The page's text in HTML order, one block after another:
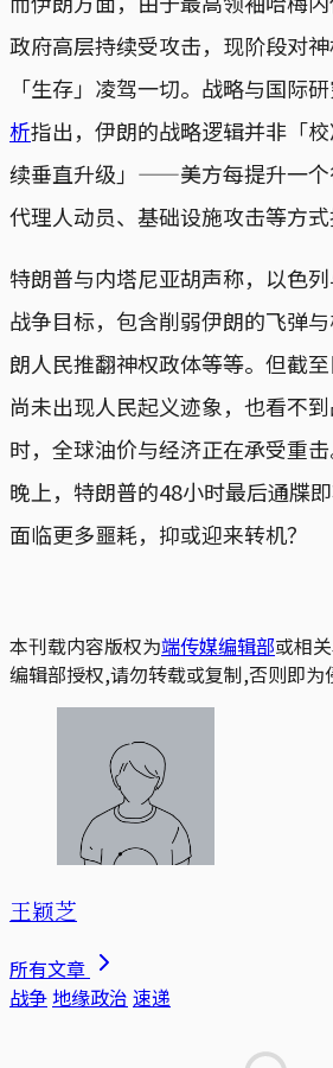
政府高层持续受攻击，现阶段对
「生存」凌驾一切。战略与国际
析指出，伊朗的战略逻辑并非「
续垂直升级」——美方每提升一个
代理人动员、基础设施攻击等方式
特朗普与内塔尼亚胡声称，以色
战争目标，包含削弱伊朗的飞弹
朗人民推翻神权政体等等。但截
尚未出现人民起义迹象，也看不
时，全球油价与经济正在承受重
晚上，特朗普的48小时最后通牒
面临更多噩耗，抑或迎来转机？
本刊载内容版权为端传媒编辑部或相
编辑部授权,请勿转载或复制,否则即为
王颖芝
所有文章
战争地缘政治 速递